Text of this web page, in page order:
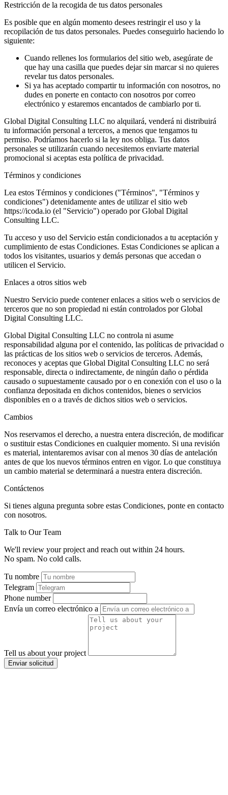
Restricción de la recogida de tus datos personales
Es posible que en algún momento desees restringir el uso y la
recopilación de tus datos personales. Puedes conseguirlo haciendo lo
siguiente:
Cuando rellenes los formularios del sitio web, asegúrate de
que hay una casilla que puedes dejar sin marcar si no quieres
revelar tus datos personales.
Si ya has aceptado compartir tu información con nosotros, no
dudes en ponerte en contacto con nosotros por correo
electrónico y estaremos encantados de cambiarlo por ti.
Global Digital Consulting LLC no alquilará, venderá ni distribuirá
tu información personal a terceros, a menos que tengamos tu
permiso. Podríamos hacerlo si la ley nos obliga. Tus datos
personales se utilizarán cuando necesitemos enviarte material
promocional si aceptas esta política de privacidad.
Términos y condiciones
Lea estos Términos y condiciones ("Términos", "Términos y
condiciones") detenidamente antes de utilizar el sitio web
https://icoda.io (el "Servicio") operado por Global Digital
Consulting LLC.
Tu acceso y uso del Servicio están condicionados a tu aceptación y
cumplimiento de estas Condiciones. Estas Condiciones se aplican a
todos los visitantes, usuarios y demás personas que accedan o
utilicen el Servicio.
Enlaces a otros sitios web
Nuestro Servicio puede contener enlaces a sitios web o servicios de
terceros que no son propiedad ni están controlados por Global
Digital Consulting LLC.
Global Digital Consulting LLC no controla ni asume
responsabilidad alguna por el contenido, las políticas de privacidad o
las prácticas de los sitios web o servicios de terceros. Además,
reconoces y aceptas que Global Digital Consulting LLC no será
responsable, directa o indirectamente, de ningún daño o pérdida
causado o supuestamente causado por o en conexión con el uso o la
confianza depositada en dichos contenidos, bienes o servicios
disponibles en o a través de dichos sitios web o servicios.
Cambios
Nos reservamos el derecho, a nuestra entera discreción, de modificar
o sustituir estas Condiciones en cualquier momento. Si una revisión
es material, intentaremos avisar con al menos 30 días de antelación
antes de que los nuevos términos entren en vigor. Lo que constituya
un cambio material se determinará a nuestra entera discreción.
Contáctenos
Si tienes alguna pregunta sobre estas Condiciones, ponte en contacto
con nosotros.
Talk to Our Team
We'll review your project and reach out within 24 hours.
No spam. No cold calls.
Tu nombre
Telegram
Phone number
Envía un correo electrónico a
Tell us about your project
Enviar solicitud